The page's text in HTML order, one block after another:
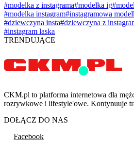
#modelka z instagrama#modelka ig
#modelka instagram#instagramowa
#dziewczyna insta#dziewczyna z
#instagram laska
TRENDUJĄCE
CKM.pl to platforma internetowa dla
rozrywkowe i lifestyle'owe. Kontynuuje
DOŁĄCZ DO NAS
Facebook